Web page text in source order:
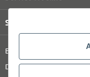
Shop Service
Barrierefreiheitserklärung
Datenschutz